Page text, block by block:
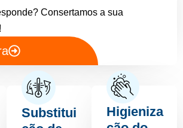
Consertamos a sua
Substitui
Higieniza